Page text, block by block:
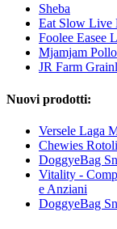
Sheba
Eat Slow Live
Foolee Easee
Mjamjam
JR Farm
Nuovi prodotti:
Versele Laga
Chewies
DoggyeBag
Vitality -
e Anziani
DoggyeBag